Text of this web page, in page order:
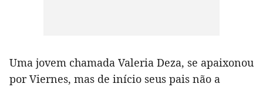
Uma jovem chamada Valeria Deza, se apaixonou
por Viernes, mas de início seus pais não a